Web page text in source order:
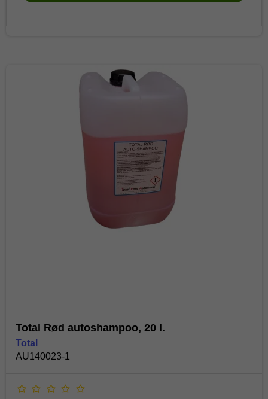
Total Rød autoshampoo, 20 l.
Total
AU140023-1